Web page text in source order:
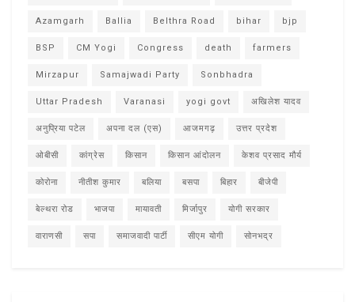
Azamgarh Ballia Belthra Road bihar bjp
BSP CM Yogi Congress death farmers
Mirzapur Samajwadi Party Sonbhadra
Uttar Pradesh Varanasi yogi govt अखिलेश यादव
अनुप्रिया पटेल अपना दल (एस) आजमगढ़ उत्तर प्रदेश
ओबीसी कांग्रेस किसान किसान आंदोलन केशव प्रसाद मौर्य
कोरोना नीतीश कुमार बलिया बसपा बिहार बीजेपी
बेल्थरा रोड भाजपा मायावती मिर्जापुर योगी सरकार
वाराणसी सपा समाजवादी पार्टी सीएम योगी सोनभद्र